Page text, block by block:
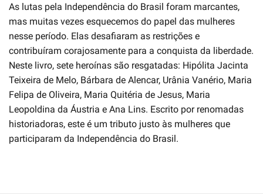
As lutas pela Independência do Brasil foram marcantes,
mas muitas vezes esquecemos do papel das mulheres
nesse período. Elas desafiaram as restrições e
contribuíram corajosamente para a conquista da liberdade.
Neste livro, sete heroínas são resgatadas: Hipólita Jacinta
Teixeira de Melo, Bárbara de Alencar, Urânia Vanério, Maria
Felipa de Oliveira, Maria Quitéria de Jesus, Maria
Leopoldina da Áustria e Ana Lins. Escrito por renomadas
historiadoras, este é um tributo justo às mulheres que
participaram da Independência do Brasil.